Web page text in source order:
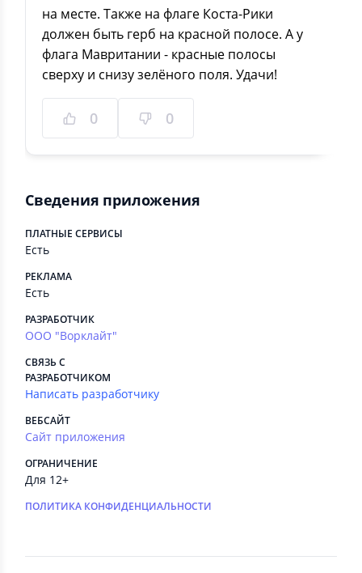
на месте. Также на флаге Коста-Рики
должен быть герб на красной полосе. А у
флага Мавритании - красные полосы
сверху и снизу зелёного поля. Удачи!
0 0
Сведения приложения
ПЛАТНЫЕ СЕРВИСЫ
Есть
РЕКЛАМА
Есть
РАЗРАБОТЧИК
ООО "Ворклайт"
СВЯЗЬ С
РАЗРАБОТЧИКОМ
Написать разработчику
ВЕБСАЙТ
Сайт приложения
ОГРАНИЧЕНИЕ
Для 12+
ПОЛИТИКА КОНФИДЕНЦИАЛЬНОСТИ